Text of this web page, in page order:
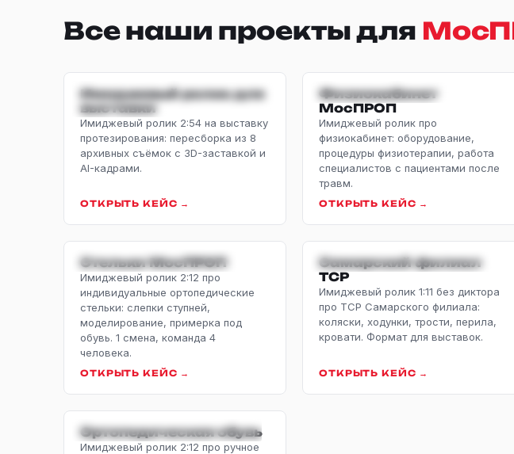
Все наши проекты для
ИМИДЖЕВЫЙ ·
ВЫСТАВКА
Имиджевый ролик для
выставки
Имиджевый ролик 2:54 на выставку
протезирования: пересборка из 8
архивных съёмок с 3D-заставкой и
AI-кадрами.
ОТКРЫТЬ КЕЙС →
ИМИДЖЕВЫЙ · МЕД
Физиокабинет
МосПРОП
Имиджевый ролик про
физиокабинет: оборудование,
процедуры физиотерапии, работа
специалистов с пациентами после
травм.
ОТКРЫТЬ КЕЙС →
ИМИДЖЕВЫЙ · СТЕЛЬКИ
Стельки МосПРОП
Имиджевый ролик 2:12 про
индивидуальные ортопедические
стельки: слепки ступней,
моделирование, примерка под
обувь. 1 смена, команда 4
человека.
ОТКРЫТЬ КЕЙС →
ИМИДЖЕВЫЙ · ФИЛИАЛ
Самарский филиал
ТСР
Имиджевый ролик 1:11 без диктора
про ТСР Самарского филиала:
коляски, ходунки, трости, перила,
кровати. Формат для выставок.
ОТКРЫТЬ КЕЙС →
ИМИДЖЕВЫЙ · ОБУВЬ
Ортопедическая обувь
Имиджевый ролик 2:12 про ручное